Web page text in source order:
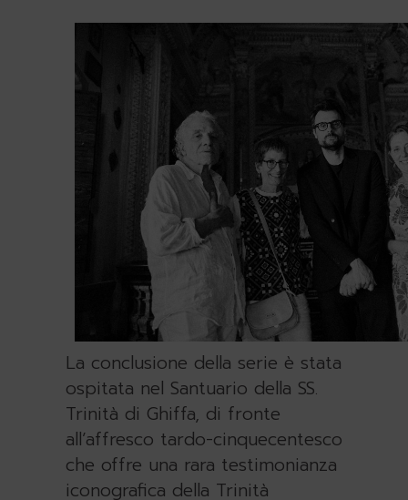
La conclusione della serie è stata
ospitata nel Santuario della SS.
Trinità di Ghiffa, di fronte
all’affresco tardo-cinquecentesco
che offre una rara testimonianza
iconografica della Trinità